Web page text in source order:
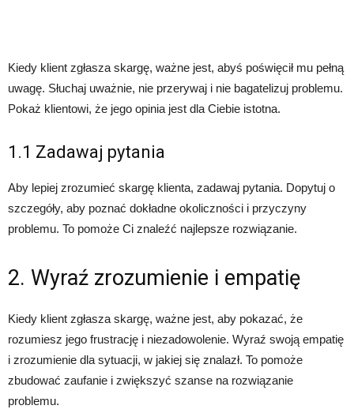
Kiedy klient zgłasza skargę, ważne jest, abyś poświęcił mu pełną
uwagę. Słuchaj uważnie, nie przerywaj i nie bagatelizuj problemu.
Pokaż klientowi, że jego opinia jest dla Ciebie istotna.
1.1 Zadawaj pytania
Aby lepiej zrozumieć skargę klienta, zadawaj pytania. Dopytuj o
szczegóły, aby poznać dokładne okoliczności i przyczyny
problemu. To pomoże Ci znaleźć najlepsze rozwiązanie.
2. Wyraź zrozumienie i empatię
Kiedy klient zgłasza skargę, ważne jest, aby pokazać, że
rozumiesz jego frustrację i niezadowolenie. Wyraź swoją empatię
i zrozumienie dla sytuacji, w jakiej się znalazł. To pomoże
zbudować zaufanie i zwiększyć szanse na rozwiązanie
problemu.